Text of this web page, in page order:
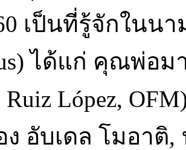
เป็นที่รู้จักในน
ได้แก่ คุณพ่อ
Ruiz López,
อับเดล โมอาติ